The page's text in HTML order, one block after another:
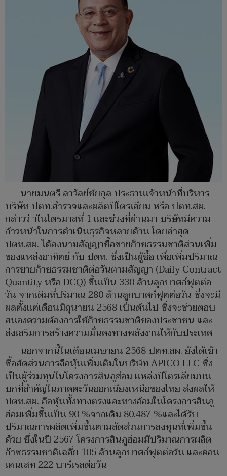
นายมนตรี ลาวัลย์ชัยกุล ประธานเจ้าหน้าที่บริหาร
บริษัท ปตท.สำรวจและผลิตปิโตรเลียม หรือ ปตท.สผ.
กล่าวว่ าในไตรมาสที่ 1 และช่วงที่ผ่านมา บริษัทมีความ
ก้าวหน้าในการดำเนินธุรกิจหลายด้าน โดยล่าสุด
ปตท.สผ. ได้ลงนามสัญญาซื้อขายก๊าซธรรมชาติส่วนเพิ่ม
ของแหล่งอาทิตย์ กับ ปตท. ซึ่งเป็นผู้ซื้อ เพื่อเพิ่มปริมาณ
การขายก๊าซธรรมชาติต่อวันตามสัญญา (Daily Contract
Quantity หรือ DCQ) ขึ้นเป็น 330 ล้านลูกบาศก์ฟุตต่อ
วัน จากเดิมที่ปริมาณ 280 ล้านลูกบาศก์ฟุตต่อวัน ซึ่งจะมี
ผลตั้งแต่เดือนมิถุนายน 2568 เป็นต้นไป ซึ่งจะช่วยตอบ
สนองความต้องการใช้ก๊าซธรรมชาติของประชาชน และ
ส่งเสริมการสร้างความมั่นคงทางพลังงานให้กับประเทศ
นอกจากนี้ในเดือนเมษายน 2568 ปตท.สผ. ยังได้เข้า
ซื้อสัดส่วนการถือหุ้นเพิ่มเติมในบริษัท APICO LLC ซึ่ง
เป็นผู้ร่วมทุนในโครงการสินภูฮ่อม แหล่งปิโตรเลียมบน
บกที่สำคัญในภาคตะวันออกเฉียงเหนือของไทย ส่งผลให้
ปตท.สผ. ถือหุ้นทั้งทางตรงและทางอ้อมในโครงการสินภู
ฮ่อมเพิ่มขึ้นเป็น 90 %จากเดิม 80.487 %และได้รับ
ปริมาณการผลิตเพิ่มขึ้นตามสัดส่วนการลงทุนที่เพิ่มขึ้น
ด้วย ซึ่งในปี 2567 โครงการสินภูฮ่อมมีปริมาณการผลิต
ก๊าซธรรมชาติเฉลี่ย 105 ล้านลูกบาศก์ฟุตต่อวัน และคอน
เดนเสท 222 บาร์เรลต่อวัน